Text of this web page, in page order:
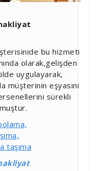
bu hizmeti
olarak,gelişden
uygulayarak,
müşterinin eşyasını
sürekli
taşıma